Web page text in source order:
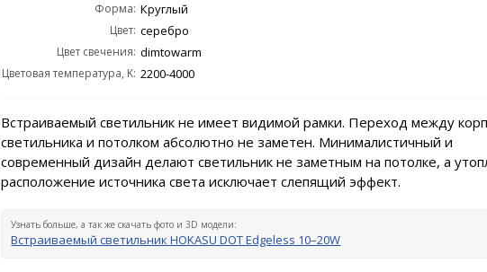
Форма: Круглый
Цвет: серебро
Цвет свечения: dimtowarm
Цветовая температура, K: 2200-4000
Встраиваемый светильник не имеет видимой рамки. Переход между
светильника и потолком абсолютно не заметен. Минималистичный и
современный дизайн делают светильник не заметным на потолке, а
расположение источника света исключает слепящий эффект.
Узнать больше, а так же скачать фото и 3D модели:
Встраиваемый светильник HOKASU DOT Edgeless 10–20W